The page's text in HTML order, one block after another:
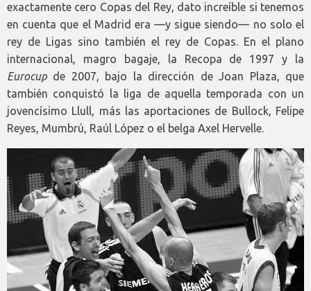
exactamente cero Copas del Rey, dato increíble si tenemos
en cuenta que el Madrid era —y sigue siendo— no solo el
rey de Ligas sino también el rey de Copas. En el plano
internacional, magro bagaje, la Recopa de 1997 y la
Eurocup de 2007, bajo la dirección de Joan Plaza, que
también conquistó la liga de aquella temporada con un
jovencísimo Llull, más las aportaciones de Bullock, Felipe
Reyes, Mumbrú, Raúl López o el belga Axel Hervelle.